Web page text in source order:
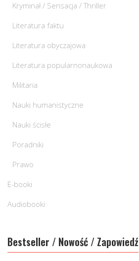
Kryminał / Sensacja / Thriller
Literatura faktu
Literatura obyczajowa
Literatura popularnonaukowa
Militaria
Nauki humanistyczne
Nauki ścisłe
Poradniki
Prawo
E-booki
Audiobooki
Bestseller / Nowość / Zapowiedź